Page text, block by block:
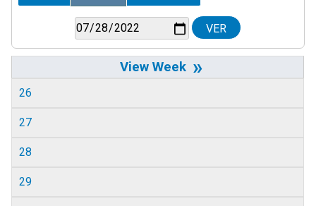
»
26
27
28
29